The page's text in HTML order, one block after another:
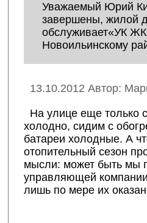
Уважаемый Юрий
завершены, жилой
обслуживает«УК
Новоильинскому
13.10.2012 Автор:
На улице еще только
холодно, сидим с
батареи холодные. А
отопительный сезон
мысли: может быть мы
управляющей
лишь по мере их